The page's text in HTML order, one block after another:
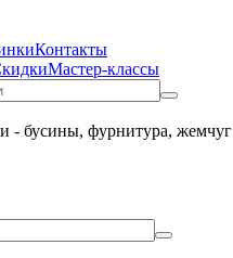
Контакты
Мастер-классы
- бусины, фурнитура, жемчуг